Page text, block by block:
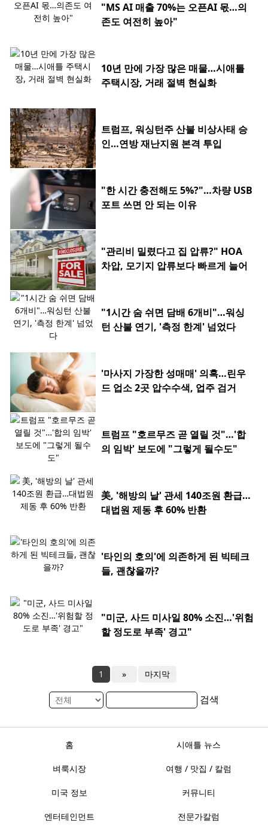
"MS AI 매출 70%는 오픈AI 몫…의
존도 여전히 높아"
10년 만에 가장 많은 매물…시애틀
주택시장, 거래 절벽 현실화
트럼프, 워싱턴주 산불 비상사태 승
인…연방 재난지원 본격 투입
"한 시간 충전해도 5%?"…차량 USB
포트 쓰면 안 되는 이유
"관리비 밀렸다고 집 압류?" HOA
차압, 모기지 압류보다 빠르게 늘어
"1시간 숨 쉬면 담배 6개비"…워싱
턴 산불 연기, '측정 한계' 넘었다
'마사지 가장한 성매매' 의혹…린우
드 업소 2곳 압수수색, 업주 검거
트럼프 "호르무즈 곧 열릴 것"…'합
의 임박' 보도에 "그렇게 될수도"
美, '해방의 날' 관세 140조원 환급…
대법원 제동 후 60% 반환
'타인의 호의'에 의존하게 된 빅테크
들, 괜찮을까?
"미군, 사드 미사일 80% 소진…'위험
할 정도로 부족' 경고"
1 » 마지막
검색
홈 시애틀 뉴스
벼룩시장 여행 / 맛집 / 칼럼
미국 정보 커뮤니티
엔터테인먼트 전문가칼럼